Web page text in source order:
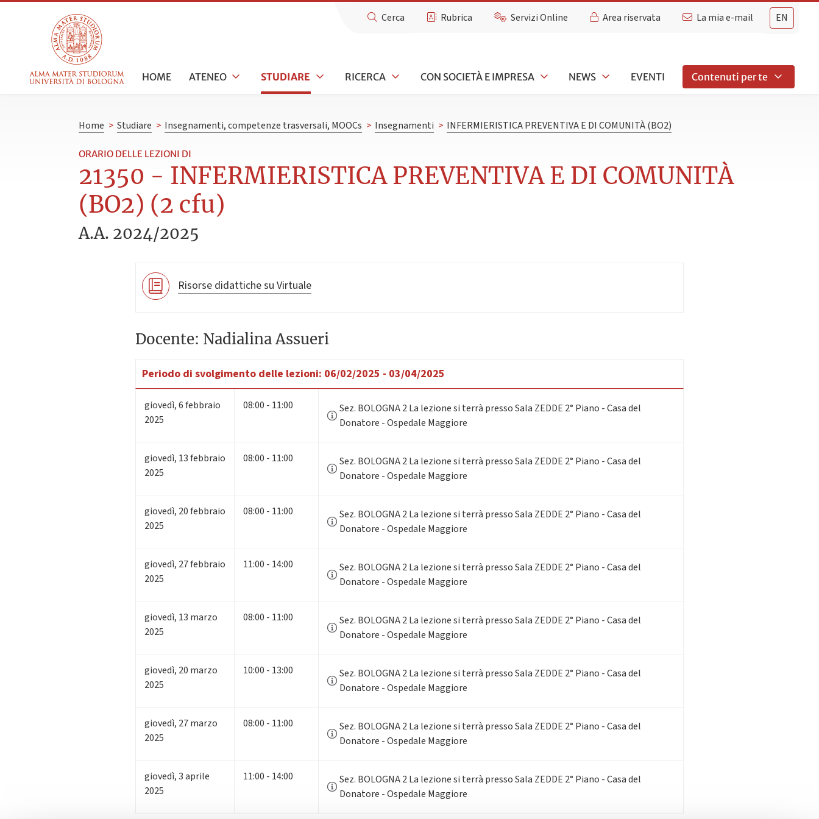
EN
Cerca Rubrica Servizi Online Area riservata La mia e-mail
HOME ATENEO STUDIARE RICERCA CON SOCIETÀ E IMPRESA NEWS EVENTI Contenuti per te
Home > Studiare > Insegnamenti, competenze trasversali, MOOCs > Insegnamenti > INFERMIERISTICA PREVENTIVA E DI COMUNITÀ (BO2)
ORARIO DELLE LEZIONI DI
21350 - INFERMIERISTICA PREVENTIVA E DI COMUNITÀ
(BO2) (2 cfu)
A.A. 2024/2025
Risorse didattiche su Virtuale
Docente: Nadialina Assueri
Periodo di svolgimento delle lezioni: 06/02/2025 - 03/04/2025
giovedì,6febbraio
2025
08:00 - 11:00
Sez. BOLOGNA 2 La lezione si terrà presso Sala ZEDDE 2° Piano - Casa del
Donatore - Ospedale Maggiore
giovedì, 13febbraio
2025
08:00 - 11:00
Sez. BOLOGNA 2 La lezione si terrà presso Sala ZEDDE 2° Piano - Casa del
Donatore - Ospedale Maggiore
giovedì, 20febbraio
2025
08:00 - 11:00
Sez. BOLOGNA 2 La lezione si terrà presso Sala ZEDDE 2° Piano - Casa del
Donatore - Ospedale Maggiore
giovedì, 27febbraio
2025
11:00 - 14:00
Sez. BOLOGNA 2 La lezione si terrà presso Sala ZEDDE 2° Piano - Casa del
Donatore - Ospedale Maggiore
giovedì, 13 marzo
2025
08:00 - 11:00
Sez. BOLOGNA 2 La lezione si terrà presso Sala ZEDDE 2° Piano - Casa del
Donatore - Ospedale Maggiore
giovedì, 20 marzo
2025
10:00 - 13:00
Sez. BOLOGNA 2 La lezione si terrà presso Sala ZEDDE 2° Piano - Casa del
Donatore - Ospedale Maggiore
giovedì, 27marzo
2025
08:00 - 11:00
Sez. BOLOGNA 2 La lezione si terrà presso Sala ZEDDE 2° Piano - Casa del
Donatore - Ospedale Maggiore
giovedì,3aprile
2025
11:00 - 14:00
Sez. BOLOGNA 2 La lezione si terrà presso Sala ZEDDE 2° Piano - Casa del
Donatore - Ospedale Maggiore